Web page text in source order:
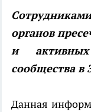
органов
и активных
сообщества в
Данная